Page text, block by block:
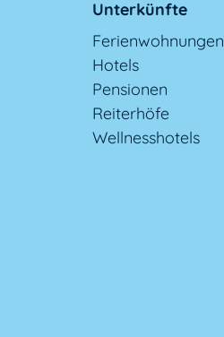
Unterkünfte
Ferienwohnungen
Hotels
Pensionen
Reiterhöfe
Wellnesshotels